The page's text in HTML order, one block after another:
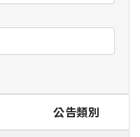
公告類別